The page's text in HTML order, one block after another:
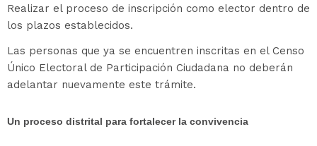
Realizar el proceso de inscripción como elector dentro de
los plazos establecidos.
Las personas que ya se encuentren inscritas en el Censo
Único Electoral de Participación Ciudadana no deberán
adelantar nuevamente este trámite.
Un proceso distrital para fortalecer la convivencia